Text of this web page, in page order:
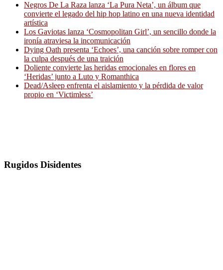
Negros De La Raza lanza ‘La Pura Neta’, un álbum que
convierte el legado del hip hop latino en una nueva identidad
artística
Los Gaviotas lanza ‘Cosmopolitan Girl’, un sencillo donde la
ironía atraviesa la incomunicación
Dying Oath presenta ‘Echoes’, una canción sobre romper con
la culpa después de una traición
Doliente convierte las heridas emocionales en flores en
‘Heridas’ junto a Luto y Romanthica
Dead/Asleep enfrenta el aislamiento y la pérdida de valor
propio en ‘Victimless’
Rugidos Disidentes